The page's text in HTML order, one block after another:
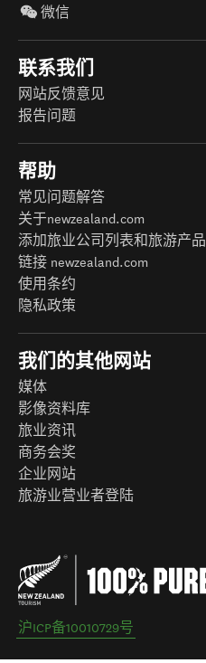
微信
联系我们
网站反馈意见
报告问题
帮助
常见问题解答
关于newzealand.com
添加旅业公司列表和旅游产品
链接 newzealand.com
使用条约
隐私政策
我们的其他网站
媒体
影像资料库
旅业资讯
商务会奖
企业网站
旅游业营业者登陆
沪ICP备10010729号